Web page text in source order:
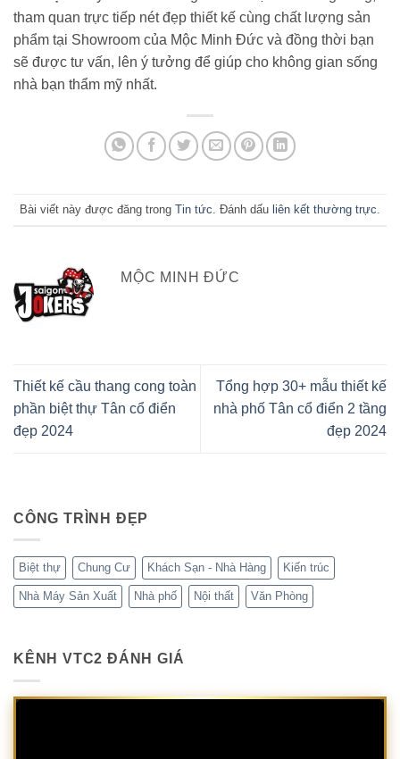
tham quan trực tiếp nét đẹp thiết kế cùng chất lượng sản
phẩm tại Showroom của Mộc Minh Đức và đồng thời bạn
sẽ được tư vấn, lên ý tưởng để giúp cho không gian sống
nhà bạn thẩm mỹ nhất.
Bài viết này được đăng trong Tin tức . Đánh dấu liên kết thường trực
MỘC MINH ĐỨC
Thiết kế cầu thang cong toàn
phần biệt thự Tân cổ điển
đẹp 2024
Tổng hợp 30+ mẫu thiết kế
nhà phố Tân cổ điển 2 tầng
đẹp 2024
CÔNG TRÌNH ĐẸP
Biệt thự Chung Cư Khách Sạn - Nhà Hàng Kiến trúc
Nhà Máy Sản Xuất Nhà phố Nội thất Văn Phòng
KÊNH VTC2 ĐÁNH GIÁ
Trình